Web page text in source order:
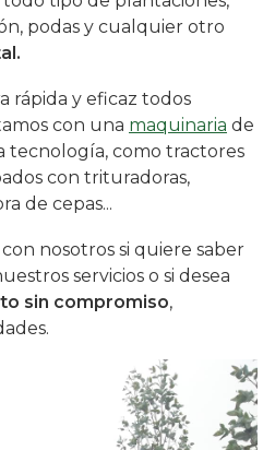
podas y cualquier otro
rápida y eficaz todos
con una maquinaria de
tecnología, como tractores
con trituradoras,
de cepas...
con nosotros si quiere saber
servicios o si desea
sin compromiso,